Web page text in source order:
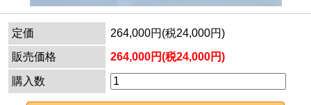
定価
264,000円(税24,000円)
販売価格
264,000円(税24,000円)
購入数